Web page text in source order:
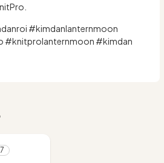
#kimdanlanternmoon
#knitprolanternmoon #kimdan